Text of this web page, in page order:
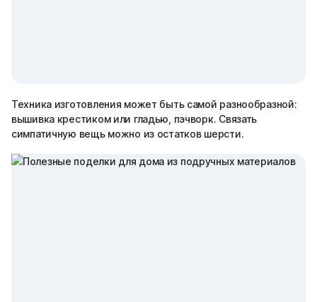
Техника изготовления может быть самой разнообразной:
вышивка крестиком или гладью, пэчворк. Связать
симпатичную вещь можно из остатков шерсти.